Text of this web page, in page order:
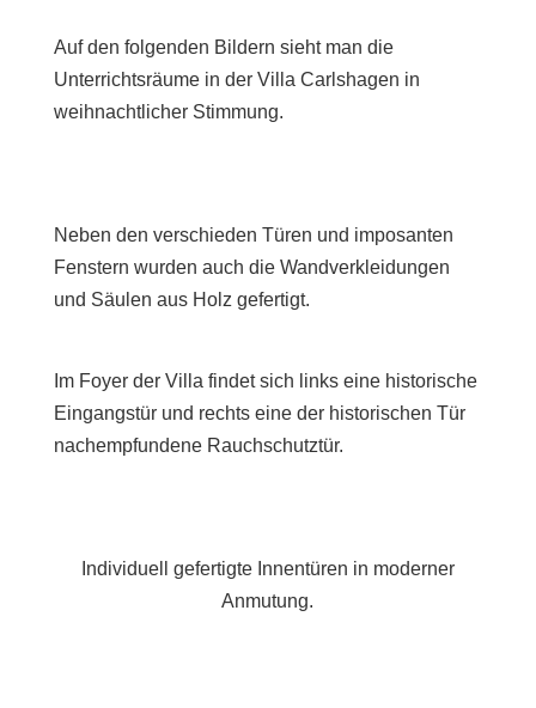
Auf den folgenden Bildern sieht man die
Unterrichtsräume in der Villa Carlshagen in
weihnachtlicher Stimmung.
Neben den verschieden Türen und imposanten
Fenstern wurden auch die Wandverkleidungen
und Säulen aus Holz gefertigt.
Im Foyer der Villa findet sich links eine historische
Eingangstür und rechts eine der historischen Tür
nachempfundene Rauchschutztür.
Individuell gefertigte Innentüren in moderner
Anmutung.